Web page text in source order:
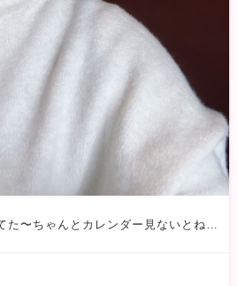
知らない間に12月になってた〜ちゃんとカレンダー見ないとね